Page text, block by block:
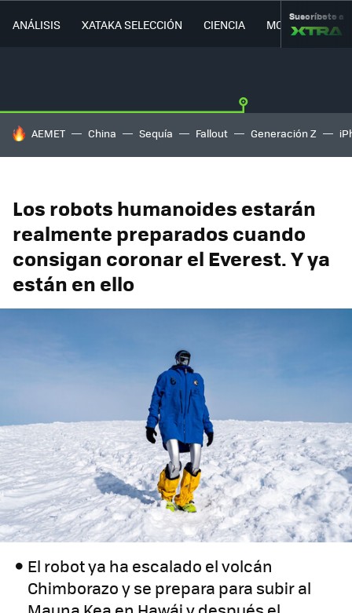
ANÁLISIS XATAKA SELECCIÓN CIENCIA MOVILIDAD
Suscríbete a
HOY SE HABLA DE
AEMET China Sequía Fallout Generación Z
Los robots humanoides estarán
realmente preparados cuando
consigan coronar el Everest. Y ya
están en ello
El robot ya ha escalado el volcán
Chimborazo y se prepara para subir al